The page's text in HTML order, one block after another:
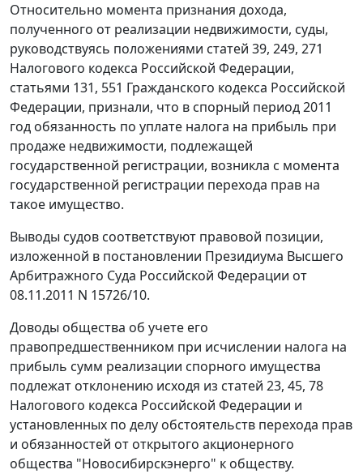
Относительно момента признания дохода,
полученного от реализации недвижимости, суды,
руководствуясь положениями статей 39, 249, 271
Налогового кодекса Российской Федерации,
статьями 131, 551 Гражданского кодекса Российской
Федерации, признали, что в спорный период 2011
год обязанность по уплате налога на прибыль при
продаже недвижимости, подлежащей
государственной регистрации, возникла с момента
государственной регистрации перехода прав на
такое имущество.
Выводы судов соответствуют правовой позиции,
изложенной в постановлении Президиума Высшего
Арбитражного Суда Российской Федерации от
08.11.2011 N 15726/10.
Доводы общества об учете его
правопредшественником при исчислении налога на
прибыль сумм реализации спорного имущества
подлежат отклонению исходя из статей 23, 45, 78
Налогового кодекса Российской Федерации и
установленных по делу обстоятельств перехода прав
и обязанностей от открытого акционерного
общества "Новосибирскэнерго" к обществу.